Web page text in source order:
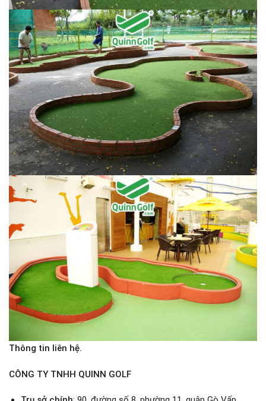
Thông tin liên hệ.
CÔNG TY TNHH QUINN GOLF